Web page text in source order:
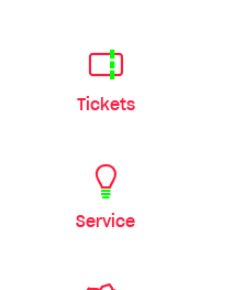
Tickets
Service